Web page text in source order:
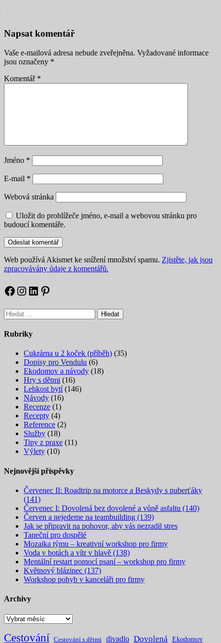
Napsat komentář
Vaše e-mailová adresa nebude zveřejněna. Vyžadované informace
jsou označeny *
Komentář *
Jméno *
E-mail *
Webová stránka
Uložit do prohlížeče jméno, e-mail a webovou stránku pro
budoucí komentáře.
Web používá Akismet ke snížení množství spamu. Zjistěte, jak jsou
zpracovávány údaje z komentářů.
Facebook
Instagram
LinkedIn
Pinterest
Vyhledávání
Rubriky
Cukrárna u 2 koček (příběh) (35)
Dopisy pro Vendulu (6)
Ekodomov a návody (18)
Hry s dětmi (16)
Lehkost bytí(146)
Návody (16)
Recenze (1)
Recepty (4)
Reference (2)
Služby (18)
Tipy z praxe (11)
Výlety (10)
Nejnovější příspěvky
Červenec II: Roadtrip na motorce a Beskydy s puberťáky
(141)
Červenec I: Dovolená bez dovolené a vůně asfaltu (140)
Červen a nejedeme na teambuilding (139)
Jak se připravit na pohovor, aby vás nezradil stres
Taneční pro dospělé
Mozaika týmu – kreativní workshop pro firmy
Voda v botách a vítr v hlavě (138)
Mentální restart pomocí psaní – workshop pro firmy
Květnový blázinec (137)
Workshop pohyb v kanceláři pro firmy
Archivy
Archivy
Cestování Cestování s dětmi divadlo Dovolená Ekodomov